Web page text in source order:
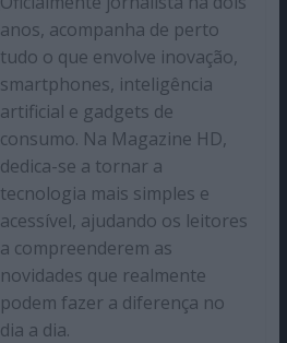
anos, acompanha de perto
tudo o que envolve inovação,
smartphones, inteligência
artificial e gadgets de
consumo. Na Magazine HD,
dedica-se a tornar a
tecnologia mais simples e
acessível, ajudando os leitores
a compreenderem as
novidades que realmente
podem fazer a diferença no
dia a dia.